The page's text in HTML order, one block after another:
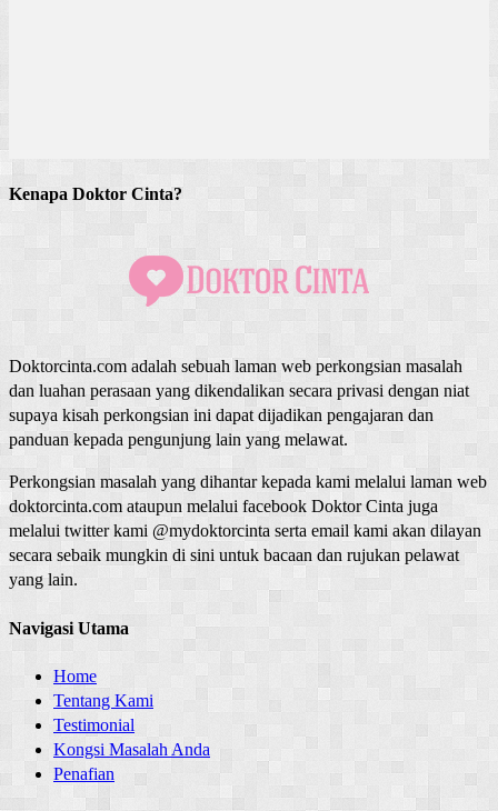
Kenapa Doktor Cinta?
Doktorcinta.com adalah sebuah laman web perkongsian masalah
dan luahan perasaan yang dikendalikan secara privasi dengan niat
supaya kisah perkongsian ini dapat dijadikan pengajaran dan
panduan kepada pengunjung lain yang melawat.
Perkongsian masalah yang dihantar kepada kami melalui laman web
doktorcinta.com ataupun melalui facebook Doktor Cinta juga
melalui twitter kami @mydoktorcinta serta email kami akan dilayan
secara sebaik mungkin di sini untuk bacaan dan rujukan pelawat
yang lain.
Navigasi Utama
Home
Tentang Kami
Testimonial
Kongsi Masalah Anda
Penafian